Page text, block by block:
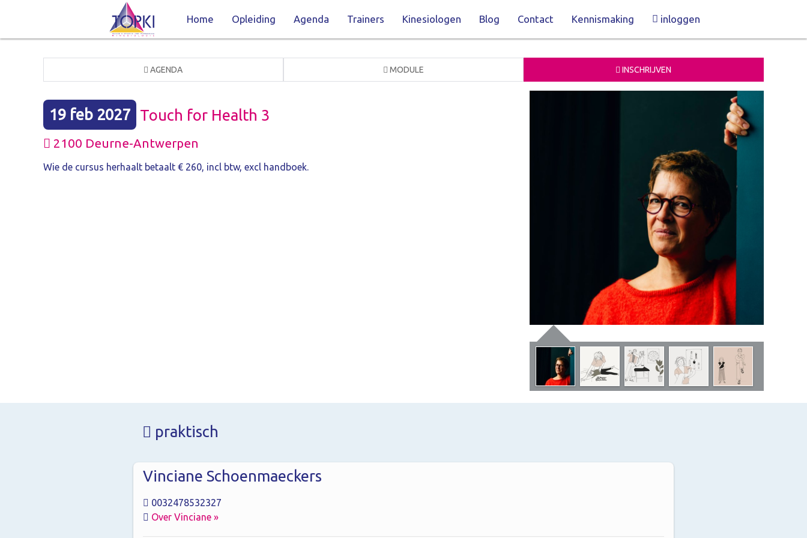
Home Opleiding Agenda Trainers Kinesiologen Blog Contact Kennismaking inloggen
AGENDA MODULE INSCHRIJVEN
19 feb 2027 Touch for Health 3
2100 Deurne-Antwerpen
Wie de cursus herhaalt betaalt € 260, incl btw, excl handboek.
praktisch
Vinciane Schoenmaeckers
0032478532327
Over Vinciane »